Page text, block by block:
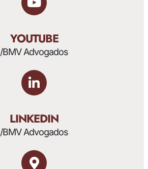
YOUTUBE
/BMV Advogados
LINKEDIN
/BMV Advogados